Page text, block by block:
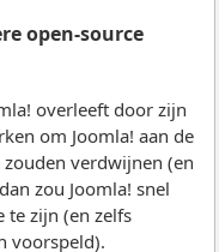
open-source
overleeft door zijn
om Joomla! aan de
verdwijnen (en
zou Joomla! snel
te zijn (en zelfs
voorspeld).